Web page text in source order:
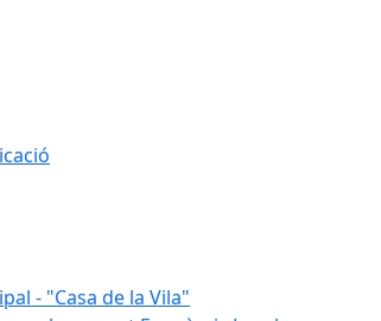
- "Casa de la Vila"